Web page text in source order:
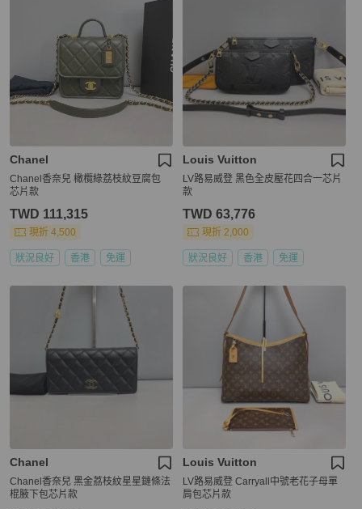
Chanel
Chanel香奈兒 橄欖綠荔枝紋豆腐包
芯片款
TWD 111,315
現折 4,500
狀況良好 香港 免運
Louis Vuitton
LV路易威登 黑色全皮壓花四合一芯片
款
TWD 63,776
現折 2,000
狀況良好 香港 免運
Chanel
Chanel香奈兒 黑金荔枝紋星星鏈條法
棍腋下包芯片款
Louis Vuitton
LV路易威登 Carryall中號老花子母單
肩包芯片款